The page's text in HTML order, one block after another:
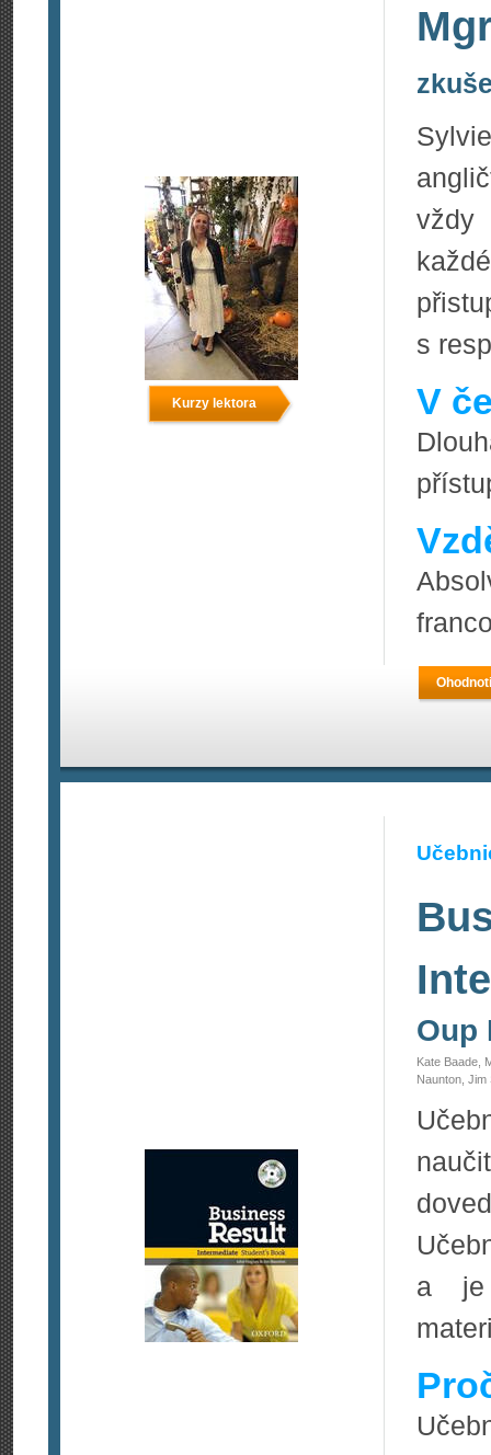
Kurzy lektora
vždy
s
V
Oup
Kate Baade,
Naunton,
a je